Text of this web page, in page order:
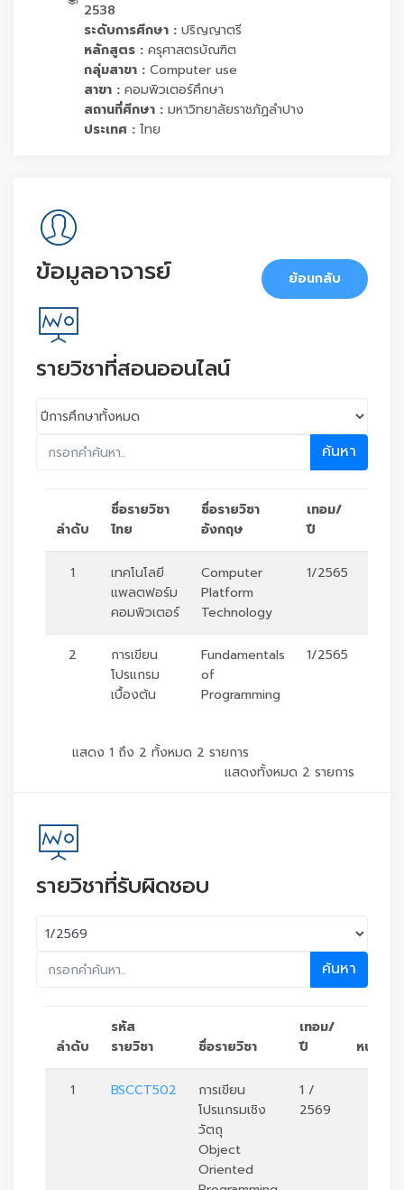
2538
ระดับการศึกษา : ปริญญาตรี
หลักสูตร : ครุศาสตรบัณฑิต
กลุ่มสาขา : Computer use
สาขา : คอมพิวเตอร์ศึกษา
สถานที่ศึกษา : มหาวิทยาลัยราชภัฏลำปาง
ประเทศ : ไทย
ข้อมูลอาจารย์ ย้อนกลับ
รายวิชาที่สอนออนไลน์
ค้นหา
ลำดับ
ชื่อรายวิชา
ไทย
ชื่อรายวิชา
อังกฤษ
เทอม/
ปี
1
เทคโนโลยี
แพลตฟอร์ม
คอมพิวเตอร์
Computer
Platform
Technology
1/2565
2
การเขียน
โปรแกรม
เบื้องต้น
Fundamentals
of
Programming
1/2565
แสดง 1 ถึง 2 ทั้งหมด 2 รายการ
แสดงทั้งหมด 2 รายการ
รายวิชาที่รับผิดชอบ
ค้นหา
ลำดับ
รหัส
รายวิชา
ชื่อรายวิชา
เทอม/
ปี
หน่วยกิ
1 BSCCT502
การเขียน
โปรแกรมเชิง
วัตถุ
Object
Oriented
1 /
2569